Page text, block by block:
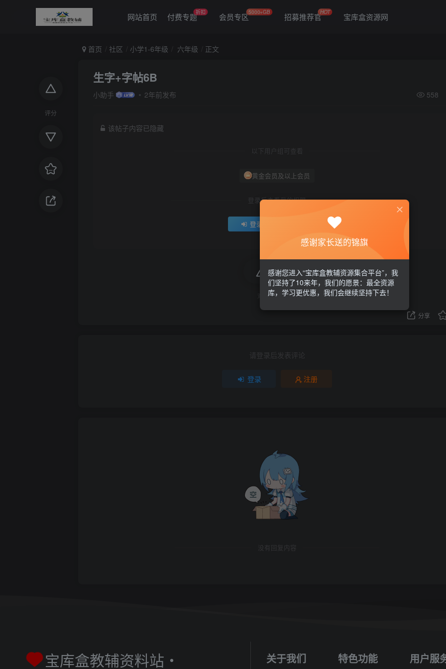
网站首页 付费专题折扣 会员专区5000+GB 招募推荐官HOT 宝库盒资源网
评分
首页 社区 小学1-6年级 六年级 正文
生字+字帖6B
小助手 2年前发布 558
该帖子内容已隐藏
以下用户组可查看
黄金会员及以上会员
登录后查看我的权限
登录
评分
欢迎为Ta评分
分享
请登录后发表评论
登录 注册
没有回复内容
宝库盒教辅资料站・ 关于我们 特色功能 用户服
感谢家长送的锦旗
感谢您进入“宝库盒教辅资源集合平台”，我
们坚持了10来年，我们的愿景：最全资源
库，学习更优惠，我们会继续坚持下去！